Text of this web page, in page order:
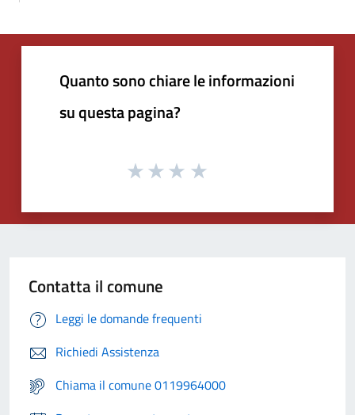
Quanto sono chiare le informazioni
su questa pagina?
Contatta il comune
Leggi le domande frequenti
Richiedi Assistenza
Chiama il comune 0119964000